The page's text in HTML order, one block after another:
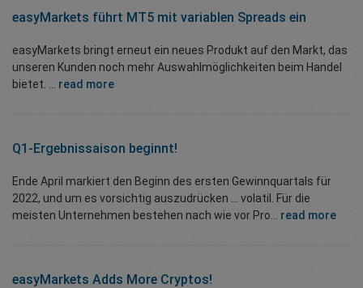
easyMarkets führt MT5 mit variablen Spreads ein
easyMarkets bringt erneut ein neues Produkt auf den Markt, das
unseren Kunden noch mehr Auswahlmöglichkeiten beim Handel
bietet. ... read more
Q1-Ergebnissaison beginnt!
Ende April markiert den Beginn des ersten Gewinnquartals für
2022, und um es vorsichtig auszudrücken … volatil. Für die
meisten Unternehmen bestehen nach wie vor Pro... read more
easyMarkets Adds More Cryptos!